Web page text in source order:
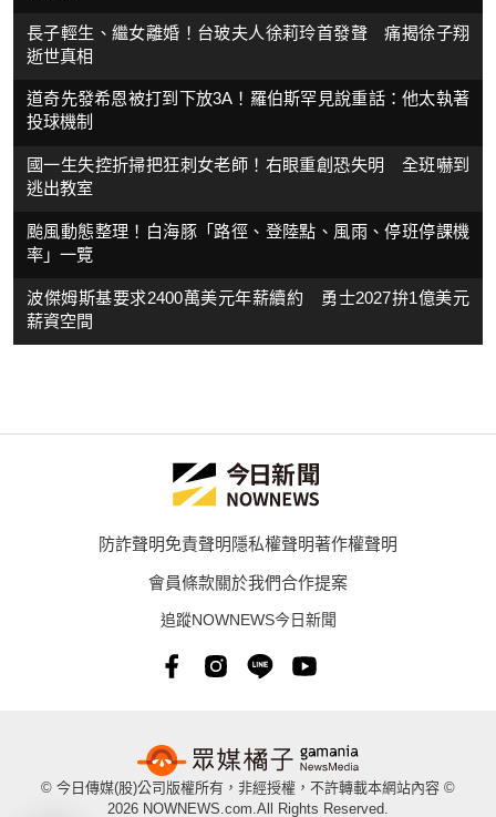
長子輕生、繼女離婚！台玻夫人徐莉玲首發聲 痛揭徐子翔
逝世真相
道奇先發希恩被打到下放3A！羅伯斯罕見說重話：他太執著
投球機制
國一生失控折掃把狂刺女老師！右眼重創恐失明 全班嚇到
逃出教室
颱風動態整理！白海豚「路徑、登陸點、風雨、停班停課機
率」一覽
波傑姆斯基要求2400萬美元年薪續約 勇士2027拚1億美元
薪資空間
防詐聲明免責聲明隱私權聲明著作權聲明
會員條款關於我們合作提案
追蹤NOWNEWS今日新聞
© 今日傳媒(股)公司版權所有，非經授權，不許轉載本網站內容 ©
2026 NOWNEWS.com.All Rights Reserved.